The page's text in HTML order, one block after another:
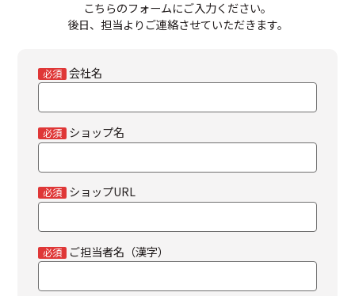
こちらのフォームにご入力ください。
後日、担当よりご連絡させていただきます。
必須 会社名
必須 ショップ名
必須 ショップURL
必須 ご担当者名（漢字）